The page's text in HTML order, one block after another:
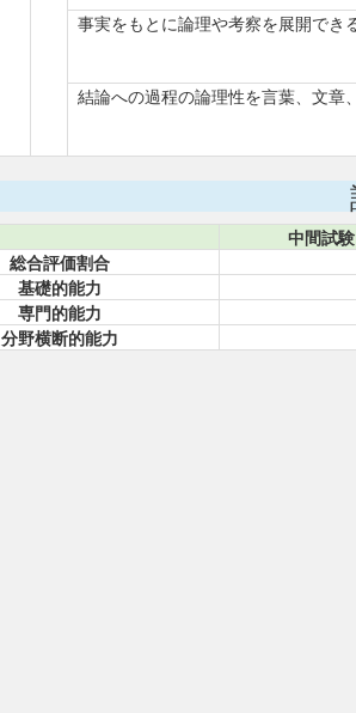
事実をもとに論理や考察を展開でき
結論への過程の論理性を言葉、文章
中間試験
総合評価割合
基礎的能力
専門的能力
分野横断的能力